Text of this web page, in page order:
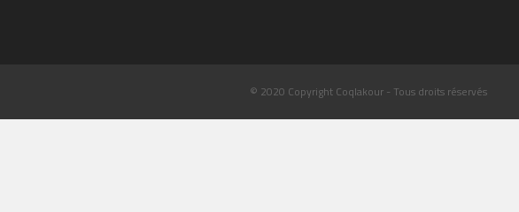
© 2020 Copyright Coqlakour - Tous droits réservés